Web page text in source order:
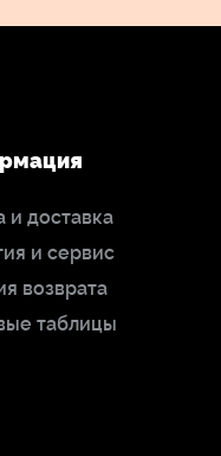
и доставка
и сервис
возврата
таблицы